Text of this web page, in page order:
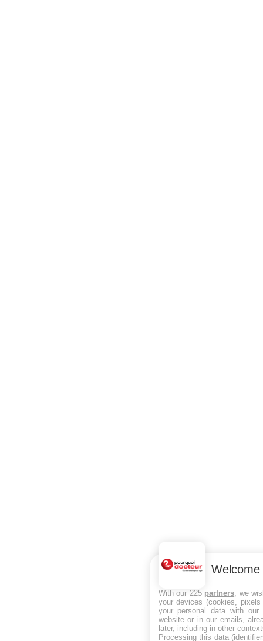
Welcome
With our 225 partners , we
your devices (cookies,
your personal data with
website or in our emails,
later, including in other
Processing this data